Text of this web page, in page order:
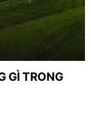
GÌ TRONG